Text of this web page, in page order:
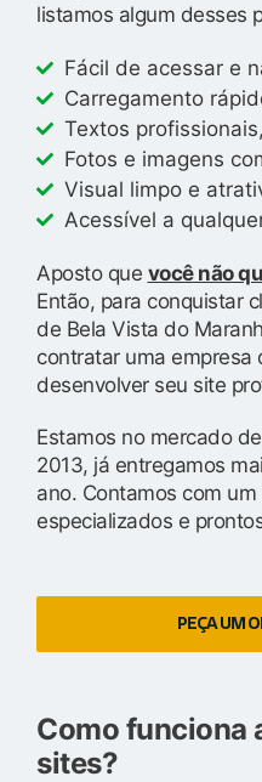
listamos algum desses
Fácil de acessar e
Carregamento
Textos
Fotos e imagens
Visual limpo e
Acessível a
Aposto que você não
Então, para conquistar
de Bela Vista do
contratar uma empresa
desenvolver seu site
Estamos no mercado
2013, já entregamos
ano. Contamos com
especializados e
PEÇA UM
Como funciona
sites?